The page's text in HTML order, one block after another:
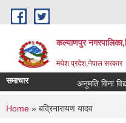
Skip to main content
कल्याणपुर
मधेश प्रदेश,नेपाल सरकार
समाचार अनुमति विना
You are here
Home » बद्रिनारायण यादव